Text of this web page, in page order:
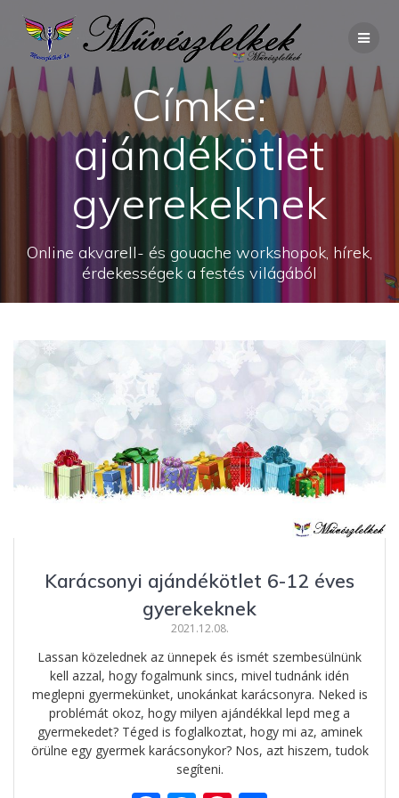
content
Címke:
ajándékötlet
gyerekeknek
Online akvarell- és gouache workshopok, hírek,
érdekességek a festés világából
Karácsonyi ajándékötlet 6-12 éves
gyerekeknek
2021.12.08.
Lassan közelednek az ünnepek és ismét szembesülnünk
kell azzal, hogy fogalmunk sincs, mivel tudnánk idén
meglepni gyermekünket, unokánkat karácsonyra. Neked is
problémát okoz, hogy milyen ajándékkal lepd meg a
gyermekedet? Téged is foglalkoztat, hogy mi az, aminek
örülne egy gyermek karácsonykor? Nos, azt hiszem, tudok
segíteni.